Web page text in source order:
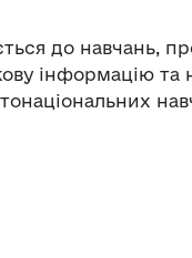
до навчань,
інформацію та